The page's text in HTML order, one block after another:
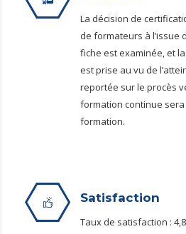
La décision de
de formateurs à l’issue
fiche est examinée, et
est prise au vu de
reportée sur le procès
formation continue
formation.
Satisfaction
Taux de satisfaction :